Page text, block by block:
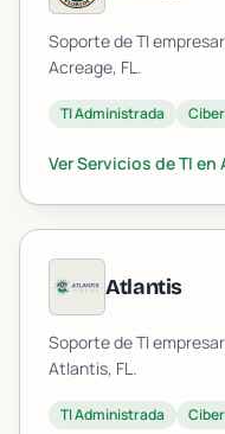
Soporte de TI
Acreage, FL.
TI Administrada
Ver Servicios de TI en
Atlantis
Soporte de TI
Atlantis, FL.
TI Administrada